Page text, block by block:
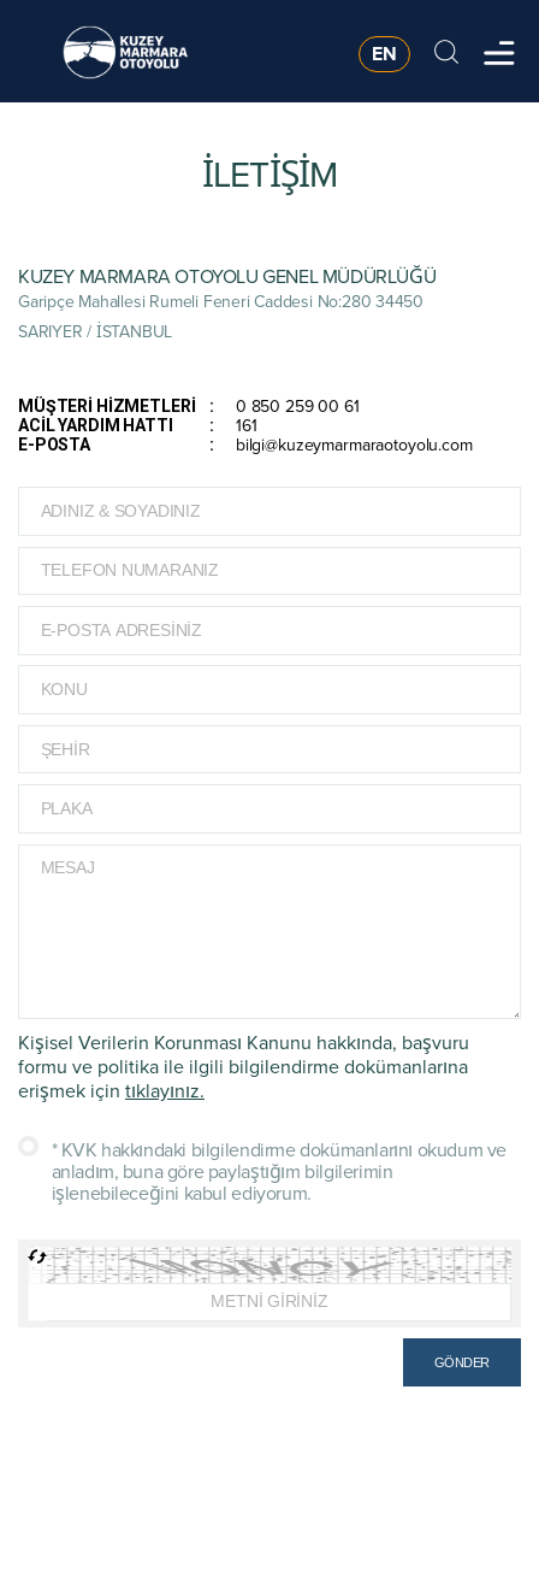
EN
İLETİŞİM
KUZEY MARMARA OTOYOLU GENEL MÜDÜRLÜĞÜ
Garipçe Mahallesi Rumeli Feneri Caddesi No:280 34450
SARIYER / İSTANBUL
MÜŞTERİ HİZMETLERİ 0 850 259 00 61
ACİL YARDIM HATTI 161
E-POSTA bilgi@kuzeymarmaraotoyolu.com
Kişisel Verilerin Korunması Kanunu hakkında, başvuru
formu ve politika ile ilgili bilgilendirme dokümanlarına
erişmek için tıklayınız.
* KVK hakkındaki bilgilendirme dokümanlarını okudum ve
anladım, buna göre paylaştığım bilgilerimin
işlenebileceğini kabul ediyorum.
GÖNDER